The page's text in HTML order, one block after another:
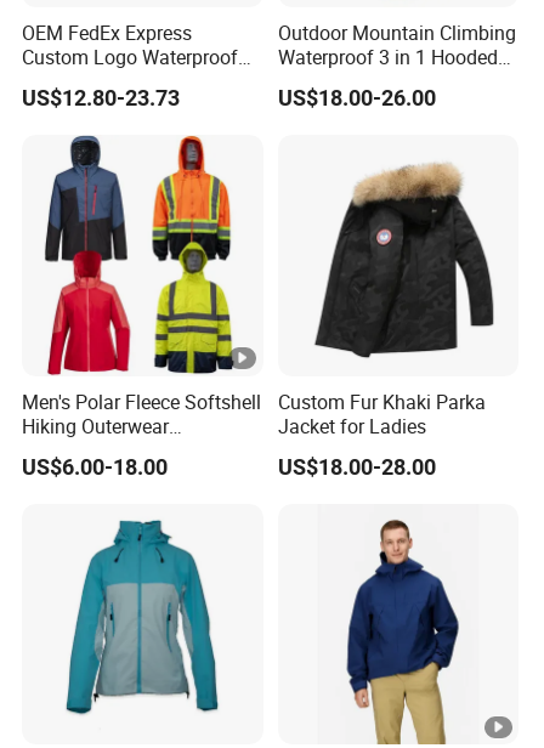
Baggy-Passform
1000PCS * 1 colorway
FOB
Port:
Fuzhou & Xiamen, Fujian, China
Payme
Term:
L/C at sight, T/T at sight
7-15 days
Time:
60-120days after PP sample confirmed.
Advant
age:
Garment production experience over 20
years
Efficient delivery & Hight quality & Best
OEM FedEx Express
Custom Logo Waterproof
Rain Puffer Bubble Winter
Coat Outdoor Work Delivery
Windbreaker Jacket
US$12.80-23.73
Outdoor Mountain Climbing
Waterproof 3 in 1 Hooded
Jacket for Women
US$18.00-26.00
Men's Polar Fleece Softshell
Hiking Outerwear
Waterproof Rain
Windbreaker Windproof
Safety Hi Vis Viz High
Visibility Reflective Jacket
US$6.00-18.00
Custom Fur Khaki Parka
Jacket for Ladies
US$18.00-28.00